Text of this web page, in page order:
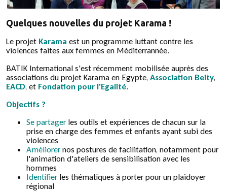
Quelques nouvelles du projet Karama !
Le projet Karama est un programme luttant contre les
violences faites aux femmes en Méditerrannée.
BATIK International s'est récemment mobilisée auprès des
associations du projet Karama en Egypte,Association Beity,
EACD, et Fondation pour l'Egalité.
Objectifs ?
Se partager les outils et expériences de chacun sur la
prise en charge des femmes et enfants ayant subi des
violences
Améliorernos postures de facilitation, notamment pour
l'animation d'ateliers de sensibilisation avec les
hommes
Identifier les thématiques à porter pour un plaidoyer
régional